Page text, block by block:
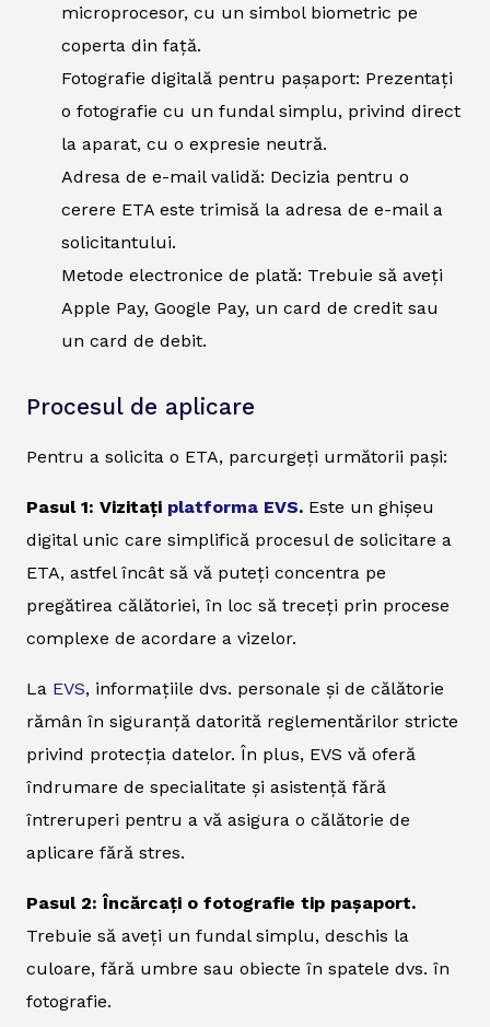
microprocesor, cu un simbol biometric pe
coperta din față.
Fotografie digitală pentru pașaport: Prezentați
o fotografie cu un fundal simplu, privind direct
la aparat, cu o expresie neutră.
Adresa de e-mail validă: Decizia pentru o
cerere ETA este trimisă la adresa de e-mail a
solicitantului.
Metode electronice de plată: Trebuie să aveți
Apple Pay, Google Pay, un card de credit sau
un card de debit.
Procesul de aplicare
Pentru a solicita o ETA, parcurgeți următorii pași:
Pasul 1: Vizitați platforma EVS. Este un ghișeu
digital unic care simplifică procesul de solicitare a
ETA, astfel încât să vă puteți concentra pe
pregătirea călătoriei, în loc să treceți prin procese
complexe de acordare a vizelor.
La EVS, informațiile dvs. personale și de călătorie
rămân în siguranță datorită reglementărilor stricte
privind protecția datelor. În plus, EVS vă oferă
îndrumare de specialitate și asistență fără
întreruperi pentru a vă asigura o călătorie de
aplicare fără stres.
Pasul 2: Încărcați o fotografie tip pașaport.
Trebuie să aveți un fundal simplu, deschis la
culoare, fără umbre sau obiecte în spatele dvs. în
fotografie.